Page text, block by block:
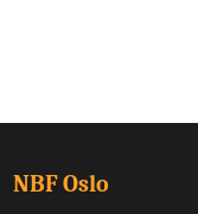
NBF Oslo